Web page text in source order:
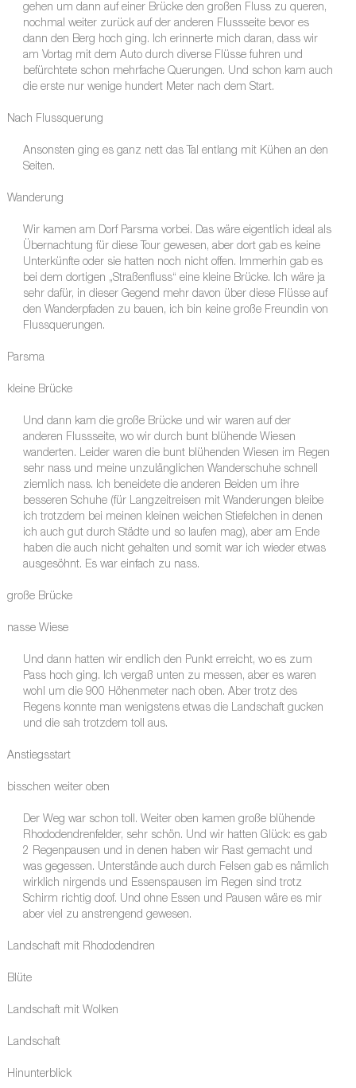
gehen um dann auf einer Brücke den großen Fluss zu queren,
nochmal weiter zurück auf der anderen Flussseite bevor es
dann den Berg hoch ging. Ich erinnerte mich daran, dass wir
am Vortag mit dem Auto durch diverse Flüsse fuhren und
befürchtete schon mehrfache Querungen. Und schon kam auch
die erste nur wenige hundert Meter nach dem Start.
Nach Flussquerung
Ansonsten ging es ganz nett das Tal entlang mit Kühen an den
Seiten.
Wanderung
Wir kamen am Dorf Parsma vorbei. Das wäre eigentlich ideal als
Übernachtung für diese Tour gewesen, aber dort gab es keine
Unterkünfte oder sie hatten noch nicht offen. Immerhin gab es
bei dem dortigen „Straßenfluss“ eine kleine Brücke. Ich wäre ja
sehr dafür, in dieser Gegend mehr davon über diese Flüsse auf
den Wanderpfaden zu bauen, ich bin keine große Freundin von
Flussquerungen.
Parsma
kleine Brücke
Und dann kam die große Brücke und wir waren auf der
anderen Flussseite, wo wir durch bunt blühende Wiesen
wanderten. Leider waren die bunt blühenden Wiesen im Regen
sehr nass und meine unzulänglichen Wanderschuhe schnell
ziemlich nass. Ich beneidete die anderen Beiden um ihre
besseren Schuhe (für Langzeitreisen mit Wanderungen bleibe
ich trotzdem bei meinen kleinen weichen Stiefelchen in denen
ich auch gut durch Städte und so laufen mag), aber am Ende
haben die auch nicht gehalten und somit war ich wieder etwas
ausgesöhnt. Es war einfach zu nass.
große Brücke
nasse Wiese
Und dann hatten wir endlich den Punkt erreicht, wo es zum
Pass hoch ging. Ich vergaß unten zu messen, aber es waren
wohl um die 900 Höhenmeter nach oben. Aber trotz des
Regens konnte man wenigstens etwas die Landschaft gucken
und die sah trotzdem toll aus.
Anstiegsstart
bisschen weiter oben
Der Weg war schon toll. Weiter oben kamen große blühende
Rhododendrenfelder, sehr schön. Und wir hatten Glück: es gab
2 Regenpausen und in denen haben wir Rast gemacht und
was gegessen. Unterstände auch durch Felsen gab es nämlich
wirklich nirgends und Essenspausen im Regen sind trotz
Schirm richtig doof. Und ohne Essen und Pausen wäre es mir
aber viel zu anstrengend gewesen.
Landschaft mit Rhododendren
Blüte
Landschaft mit Wolken
Landschaft
Hinunterblick